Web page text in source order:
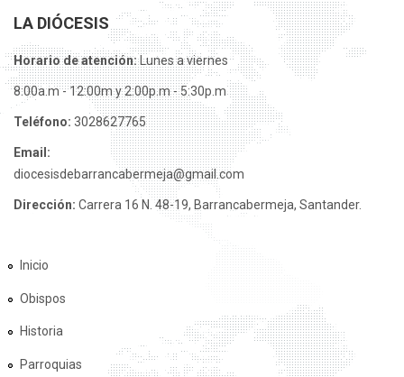
LA DIÓCESIS
Horario de atención:Lunes a viernes
8:00a.m - 12:00m y 2:00p.m - 5:30p.m
Teléfono: 3028627765
Email:
diocesisdebarrancabermeja@gmail.com
Dirección: Carrera 16 N. 48-19, Barrancabermeja, Santander.
Inicio
Obispos
Historia
Parroquias